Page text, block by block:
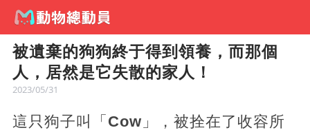
被遺棄的狗狗終于得到領養，而那個
人，居然是它失散的家人！
2023/05/31
這只狗子叫「 Cow 」，被拴在了收容所